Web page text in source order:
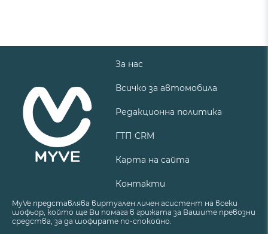
За нас
Всичко за автомобила
Редакционна политика
ГТП CRM
Карта на сайта
Контакти
MyVe представлява виртуален личен асистент на всеки
шофьор, който ще Ви помага в грижата за Вашите превозни
средства, за да шофирате по-спокойно.